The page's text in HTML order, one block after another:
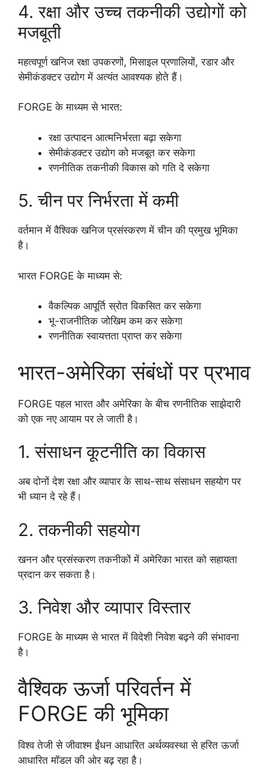
4. रक्षा और उच्च तकनीकी उद्योगों को
मजबूती
महत्वपूर्ण खनिज रक्षा उपकरणों, मिसाइल प्रणालियों, रडार और
सेमीकंडक्टर उद्योग में अत्यंत आवश्यक होते हैं।
FORGE के माध्यम से भारत:
रक्षा उत्पादन आत्मनिर्भरता बढ़ा सकेगा
सेमीकंडक्टर उद्योग को मजबूत कर सकेगा
रणनीतिक तकनीकी विकास को गति दे सकेगा
5. चीन पर निर्भरता में कमी
वर्तमान में वैश्विक खनिज प्रसंस्करण में चीन की प्रमुख भूमिका
है।
भारत FORGE के माध्यम से:
वैकल्पिक आपूर्ति स्रोत विकसित कर सकेगा
भू-राजनीतिक जोखिम कम कर सकेगा
रणनीतिक स्वायत्तता प्राप्त कर सकेगा
भारत-अमेरिका संबंधों पर प्रभाव
FORGE पहल भारत और अमेरिका के बीच रणनीतिक साझेदारी
को एक नए आयाम पर ले जाती है।
1. संसाधन कूटनीति का विकास
अब दोनों देश रक्षा और व्यापार के साथ-साथ संसाधन सहयोग पर
भी ध्यान दे रहे हैं।
2. तकनीकी सहयोग
खनन और प्रसंस्करण तकनीकों में अमेरिका भारत को सहायता
प्रदान कर सकता है।
3. निवेश और व्यापार विस्तार
FORGE के माध्यम से भारत में विदेशी निवेश बढ़ने की संभावना
है।
वैश्विक ऊर्जा परिवर्तन में
FORGE की भूमिका
विश्व तेजी से जीवाश्म ईंधन आधारित अर्थव्यवस्था से हरित ऊर्जा
आधारित मॉडल की ओर बढ़ रहा है।